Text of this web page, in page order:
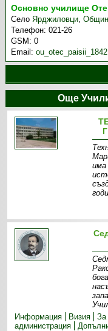
Основно училище
СелоЯрджиловци,
Телефон:021-26
GSM:0
Email:
Още
има
Информация
Визия За
администрация